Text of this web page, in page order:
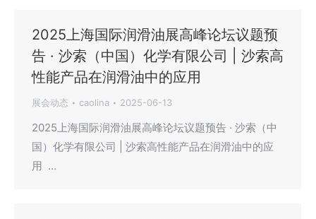
2025上海国际润滑油展高峰论坛议题预
告 · 沙索（中国）化学有限公司 | 沙索高
性能产品在润滑油中的应用
展会动态 caolina 2025-06-13
2025上海国际润滑油展高峰论坛议题预告 · 沙索（中
国）化学有限公司 | 沙索高性能产品在润滑油中的应
用 …